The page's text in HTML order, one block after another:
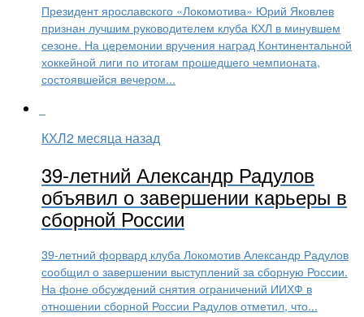
Президент ярославского «Локомотива» Юрий Яковлев
признан лучшим руководителем клуба КХЛ в минувшем
сезоне. На церемонии вручения наград Континентальной
хоккейной лиги по итогам прошедшего чемпионата,
состоявшейся вечером...
КХЛ2 месяца назад
39-летний Александр Радулов
объявил о завершении карьеры в
сборной России
39-летний форвард клуба Локомотив Александр Радулов
сообщил о завершении выступлений за сборную России.
На фоне обсуждений снятия ограничений ИИХФ в
отношении сборной России Радулов отметил, что...